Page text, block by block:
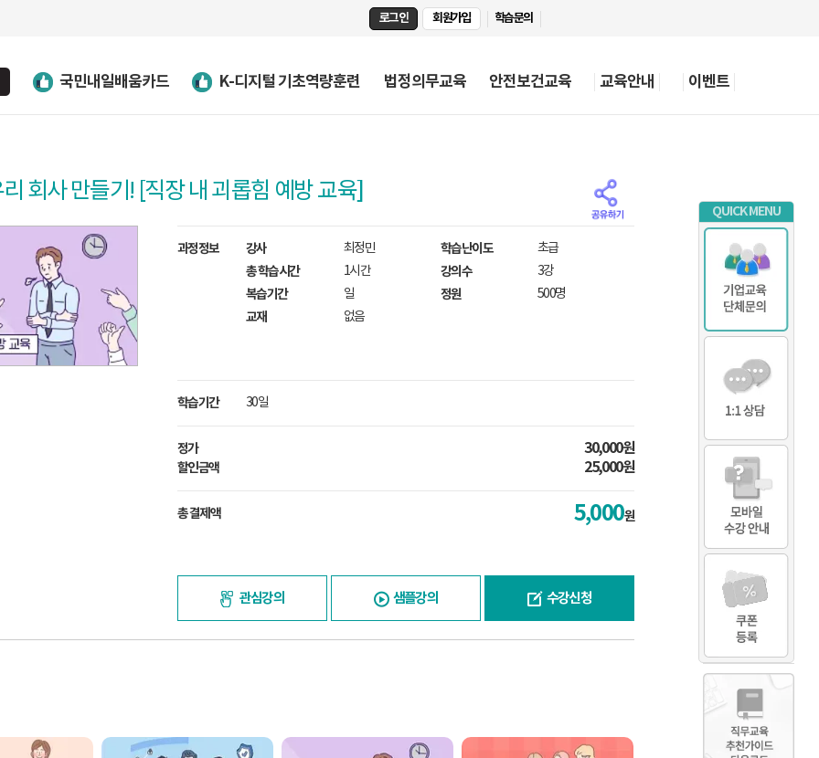
국민내일배움카드 K-디지털 기초역량훈련 법정의무교육 안전보건교육 교육안내 이벤트
로그인 회원가입 학습문의
회사 만들기! [직장 내 괴롭힘 예방 교육]
과정정보 강사 최정민 학습난이도 초급
총 학습시간 1시간 강의수 3강
복습기간 일 정원 500명
교재 없음
학습기간 30일
정가
할인금액
30,000원
25,000원
총 결제액 5,000원
관심강의 샘플강의 수강신청
QUICK MENU